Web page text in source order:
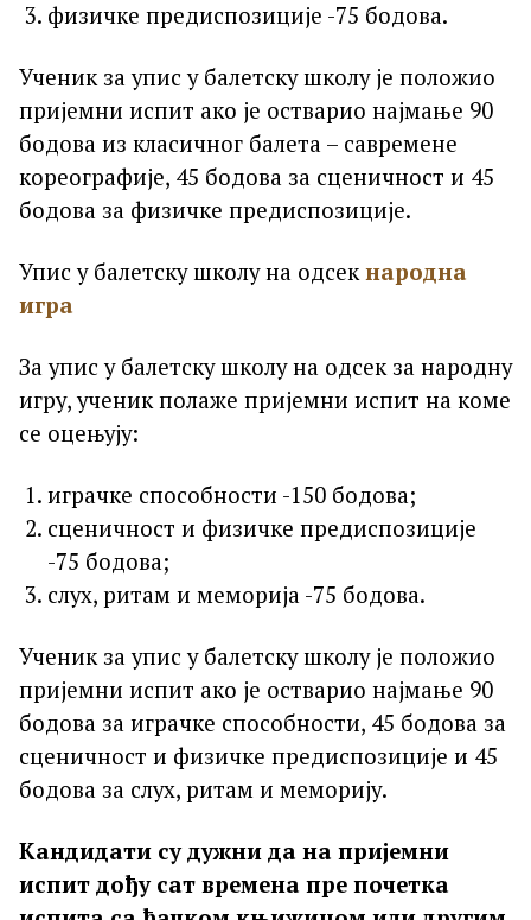
физичке предиспозиције -75 бодова.
Ученик за упис у балетску школу је положио
пријемни испит ако је остварио најмање 90
бодова из класичног балета – савремене
кореографије, 45 бодова за сценичност и 45
бодова за физичке предиспозиције.
Упис у балетску школу на одсекнародна
игра
За упис у балетску школу на одсек за народну
игру, ученик полаже пријемни испит на коме
се оцењују:
играчке способности -150 бодова;
сценичност и физичке предиспозиције
-75 бодова;
слух, ритам и меморија -75 бодова.
Ученик за упис у балетску школу је положио
пријемни испит ако је остварио најмање 90
бодова за играчке способности, 45 бодова за
сценичност и физичке предиспозиције и 45
бодова за слух, ритам и меморију.
Кандидати су дужни да на пријемни
испит дођу сат времена пре почетка